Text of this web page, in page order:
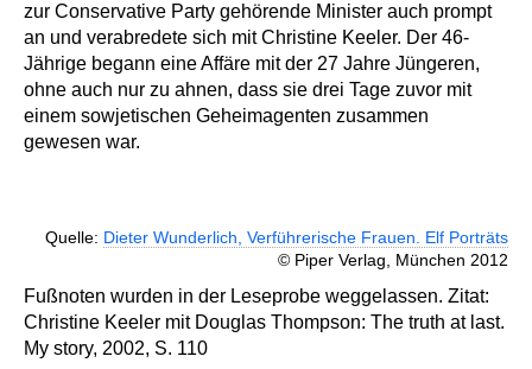
zur Conservative Party gehörende Minister auch prompt
an und verabredete sich mit Christine Keeler. Der 46-
Jährige begann eine Affäre mit der 27 Jahre Jüngeren,
ohne auch nur zu ahnen, dass sie drei Tage zuvor mit
einem sowjetischen Geheimagenten zusammen
gewesen war.
Quelle: Dieter Wunderlich, Verführerische Frauen. Elf Porträts
© Piper Verlag, München 2012
Fußnoten wurden in der Leseprobe weggelassen. Zitat:
Christine Keeler mit Douglas Thompson: The truth at last.
My story, 2002, S. 110